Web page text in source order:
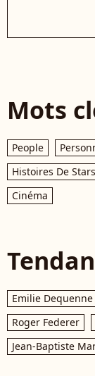
Mots
People
Histoires De Stars
Cinéma
Emilie Dequenne
Roger Federer
Jean-Baptiste